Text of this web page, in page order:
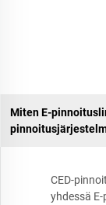
Miten E-
CED-
yhdessä